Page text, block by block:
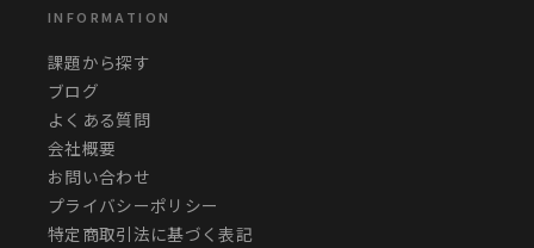
INFORMATION
課題から探す
ブログ
よくある質問
会社概要
お問い合わせ
プライバシーポリシー
特定商取引法に基づく表記